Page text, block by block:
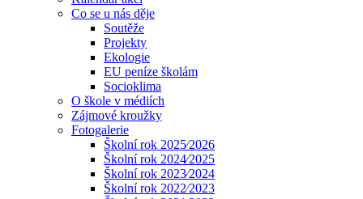
Co se u nás děje
Soutěže
Projekty
Ekologie
EU peníze školám
Socioklima
O škole v médiích
Zájmové kroužky
Fotogalerie
Školní rok 2025⁄2026
Školní rok 2024⁄2025
Školní rok 2023⁄2024
Školní rok 2022⁄2023